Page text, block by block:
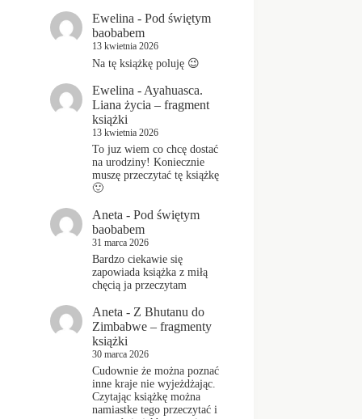
Ewelina -Pod świętym
baobabem
13 kwietnia 2026
Na tę książkę poluję 😉
Ewelina - Ayahuasca.
Liana życia – fragment
książki
13 kwietnia 2026
To juz wiem co chcę dostać
na urodziny! Koniecznie
muszę przeczytać tę książkę
🙂
Aneta -Pod świętym
baobabem
31 marca 2026
Bardzo ciekawie się
zapowiada książka z miłą
chęcią ja przeczytam
Aneta - Z Bhutanu do
Zimbabwe – fragmenty
książki
30 marca 2026
Cudownie że można poznać
inne kraje nie wyjeżdżając.
Czytając książkę można
namiastke tego przeczytać i